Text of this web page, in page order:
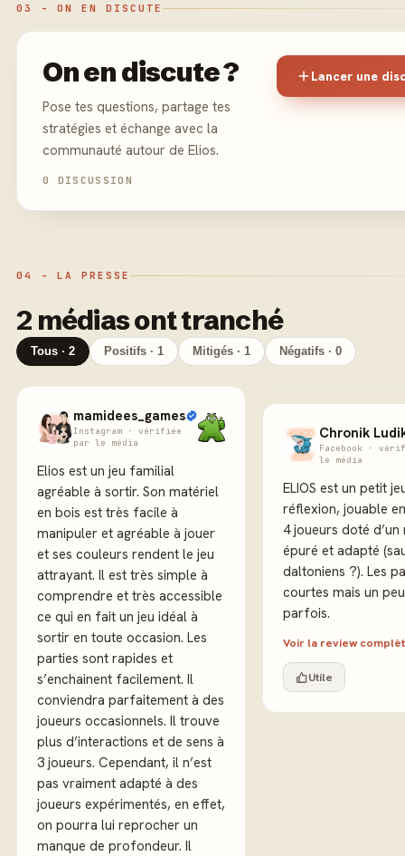
03 - ON EN DISCUTE
On en discute ?
Pose tes questions, partage tes
stratégies et échange avec la
communauté autour de Elios.
0 DISCUSSION
Lancer une
04 - LA PRESSE
2 médias ont tranché
Tous · 2 Positifs · 1 Mitigés · 1 Négatifs · 0
mamidees_games
Instagram · vérifiée
par le média
Elios est un jeu familial
agréable à sortir. Son matériel
en bois est très facile à
manipuler et agréable à jouer
et ses couleurs rendent le jeu
attrayant. Il est très simple à
comprendre et très accessible
ce qui en fait un jeu idéal à
sortir en toute occasion. Les
parties sont rapides et
s’enchainent facilement. Il
conviendra parfaitement à des
joueurs occasionnels. Il trouve
plus d’interactions et de sens à
3 joueurs. Cependant, il n’est
pas vraiment adapté à des
joueurs expérimentés, en effet,
on pourra lui reprocher un
manque de profondeur. Il
Chronik
Facebook ·
le média
ELIOS est un petit
réflexion, jouable
4 joueurs doté
épuré et adapté
daltoniens ?). Les
courtes mais un
parfois.
Voir la review
Utile